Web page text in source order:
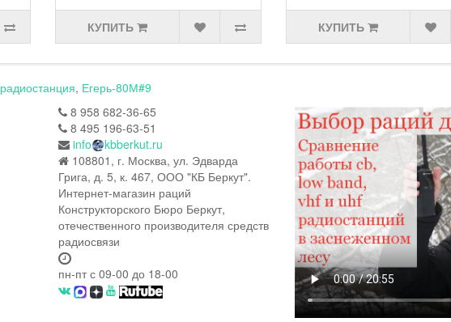
КУПИТЬ КУПИТЬ
радиостанция, Егерь-80М#9
8 958 682-36-65
8 495 196-63-51
info
kbberkut.ru
108801, г. Москва, ул. Эдварда
Грига, д. 5, к. 467, ООО "КБ Беркут".
Интернет-магазин раций
Конструкторского Бюро Беркут,
отечественного производителя средств
радиосвязи
пн-пт с 09-00 до 18-00